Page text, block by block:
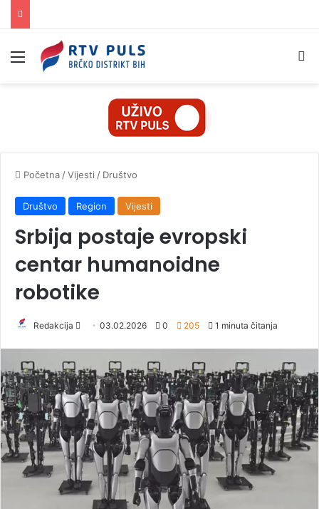
Izbornik
Početna /Vijesti / Društvo
Društvo Region Vijesti
Srbija postaje evropski
centar humanoidne
robotike
Redakcija
d
a
n
e
m
a
i
l
03.02.2026 0 205 1 minuta čitanja